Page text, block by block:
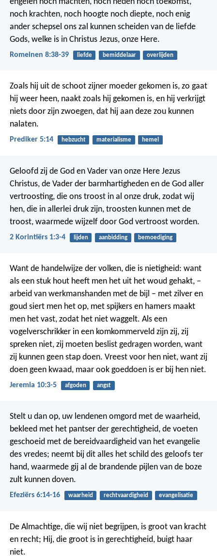
noch krachten, noch hoogte noch diepte, noch enig
ander schepsel ons zal kunnen scheiden van de liefde
Gods, welke is in Christus Jezus, onze Here.
Romeinen 8:38-39 liefde bemiddelaar overlijden
Zoals hij uit de schoot zijner moeder gekomen is, zo gaat
hij weer heen, naakt zoals hij gekomen is, en hij verkrijgt
niets door zijn zwoegen, dat hij aan deze zou kunnen
nalaten.
Prediker 5:14 hebzucht materialisme hemel
Geloofd zij de God en Vader van onze Here Jezus
Christus, de Vader der barmhartigheden en de God aller
vertroosting, die ons troost in al onze druk, zodat wij
hen, die in allerlei druk zijn, troosten kunnen met de
troost, waarmede wijzelf door God vertroost worden.
2 Korintiërs 1:3-4 lijden aanbidding bemoediging
Want de handelwijze der volken, die is nietigheid: want
als een stuk hout heeft men het uit het woud gehakt, –
arbeid van werkmanshanden met de bijl – met zilver en
goud siert men het op, met spijkers en hamers maakt
men het vast, zodat het niet waggelt. Als een
vogelverschrikker in een komkommerveld zijn zij, zij
spreken niet, zij moeten beslist gedragen worden, want
zij kunnen geen stap doen. Vreest voor hen niet, want zij
doen geen kwaad, maar ook goeddoen is er bij hen niet.
Jeremia 10:3-5 afgoden angst
Stelt u dan op, uw lendenen omgord met de waarheid,
bekleed met het pantser der gerechtigheid, de voeten
geschoeid met de bereidvaardigheid van het evangelie
des vredes; neemt bij dit alles het schild des geloofs ter
hand, waarmede gij al de brandende pijlen van de boze
zult kunnen doven.
Efeziërs 6:14-16 waarheid rechtvaardigheid evangelisatie
De Almachtige, die wij niet begrijpen, is groot van kracht
en recht; Hij, die groot is in gerechtigheid, buigt haar
niet.